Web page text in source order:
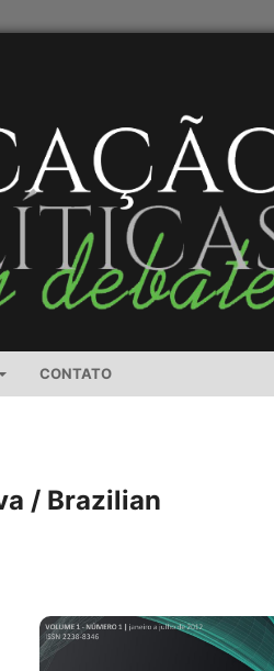
CONTATO
/ Brazilian